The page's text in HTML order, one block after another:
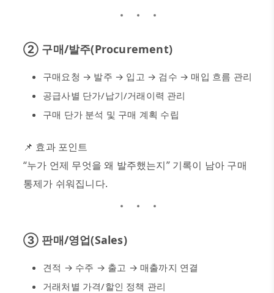
② 구매/발주(Procurement)
구매요청 → 발주 → 입고 → 검수 → 매입 흐름 관리
공급사별 단가/납기/거래이력 관리
구매 단가 분석 및 구매 계획 수립
📌 효과 포인트
“누가 언제 무엇을 왜 발주했는지” 기록이 남아 구매
통제가 쉬워집니다.
③ 판매/영업(Sales)
견적 → 수주 → 출고 → 매출까지 연결
거래처별 가격/할인 정책 관리